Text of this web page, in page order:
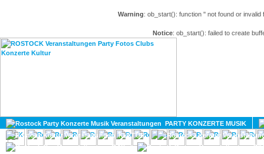
Warning: ob_start(): function '' not found or
Notice: ob_start(): failed to create
PARTY KONZERTE MUSIK
KULTUR
GAY